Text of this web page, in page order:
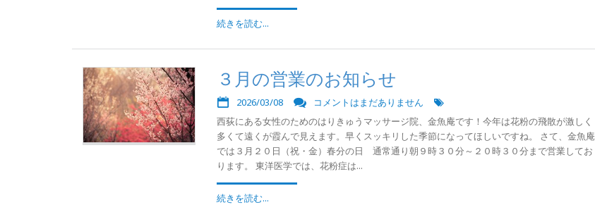
続きを読む...
３月の営業のお知らせ
2026/03/08
コメントはまだありません
西荻にある女性のためのはりきゅうマッサージ院、金魚庵です！今年は花粉の飛散が激しく
多くて遠くが霞んで見えます。早くスッキリした季節になってほしいですね。 さて、金魚庵
では３月２０日（祝・金）春分の日 通常通り朝９時３０分～２０時３０分まで営業してお
ります。 東洋医学では、花粉症は...
続きを読む...